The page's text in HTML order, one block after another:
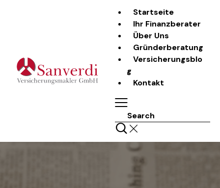
Startseite
Ihr Finanzberater
Über Uns
Gründerberatung
Versicherungsblo
g
Kontakt
Search